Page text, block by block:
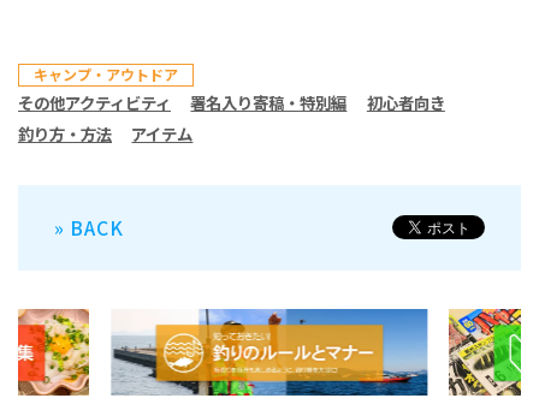
キャンプ・アウトドア
その他アクティビティ 署名入り寄稿・特別編
初心者向き
釣り方・方法
アイテム
» BACK